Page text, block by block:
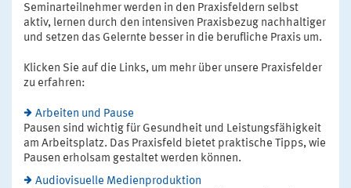
Seminarteilnehmer werden in den Praxisfeldern selbst
aktiv, lernen durch den intensiven Praxisbezug nachhaltiger
und setzen das Gelernte besser in die berufliche Praxis um.
Klicken Sie auf die Links, um mehr über unsere Praxisfelder
zu erfahren:
Arbeiten und Pause
Pausen sind wichtig für Gesundheit und Leistungsfähigkeit
am Arbeitsplatz. Das Praxisfeld bietet praktische Tipps, wie
Pausen erholsam gestaltet werden können.
Audiovisuelle Medienproduktion